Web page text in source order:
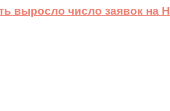
выросло число заявок на